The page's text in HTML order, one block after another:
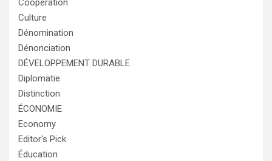
Cooperation
Culture
Dénomination
Dénonciation
DÉVELOPPEMENT DURABLE
Diplomatie
Distinction
ÉCONOMIE
Economy
Editor's Pick
Éducation